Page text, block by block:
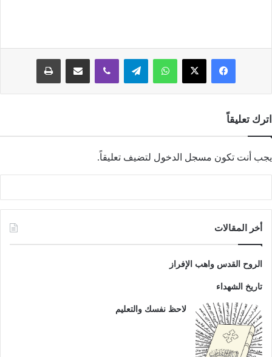
فيسبوك‫X واتسابتيلقرامڤايبر مشاركة عبر البريد طباعة
اترك تعليقاً
يجب أنت تكون مسجل الدخول لتضيف تعليقاً.
أخر المقالات
الروح القدس واهب الإفراز
تاريخ الشهداء
لاحظ نفسك والتعليم